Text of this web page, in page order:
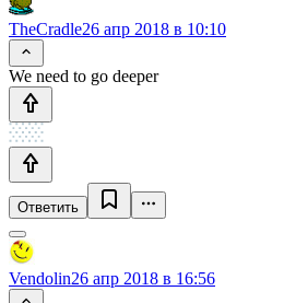
TheCradle26 апр 2018 в 10:10
We need to go deeper
Ответить
Vendolin26 апр 2018 в 16:56